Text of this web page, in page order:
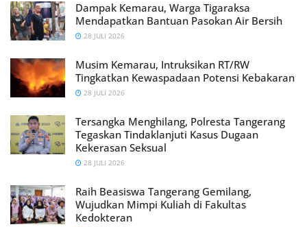
Dampak Kemarau, Warga Tigaraksa
Mendapatkan Bantuan Pasokan Air Bersih
28 JULI 2026
Musim Kemarau, Intruksikan RT/RW
Tingkatkan Kewaspadaan Potensi Kebakaran
28 JULI 2026
Tersangka Menghilang, Polresta Tangerang
Tegaskan Tindaklanjuti Kasus Dugaan
Kekerasan Seksual
28 JULI 2026
Raih Beasiswa Tangerang Gemilang,
Wujudkan Mimpi Kuliah di Fakultas
Kedokteran